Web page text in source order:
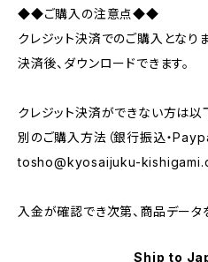
◆◆ご購入の注意点◆◆
クレジット決済でのご購入となりま
決済後、ダウンロードできます。
クレジット決済ができない方は以
別のご購入方法（銀行振込・
tosho@kyosaijuku-
入金が確認でき次第、商品データ
Ship to